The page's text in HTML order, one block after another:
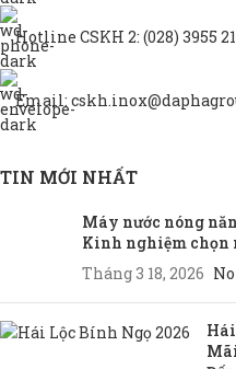
Hotline CSKH 2: (028) 3955
Email:
TIN MỚI NHẤT
Máy nước nóng
Kinh nghiệm chọn
Tháng 3 18, 2026